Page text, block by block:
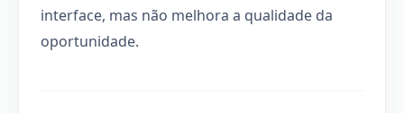
interface, mas não melhora a qualidade da
oportunidade.